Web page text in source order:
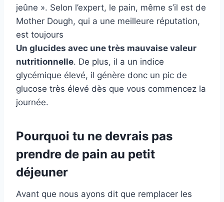
jeûne ». Selon l’expert, le pain, même s’il est de
Mother Dough, qui a une meilleure réputation,
est toujours
Un glucides avec une très mauvaise valeur
nutritionnelle. De plus, il a un indice
glycémique élevé, il génère donc un pic de
glucose très élevé dès que vous commencez la
journée.
Pourquoi tu ne devrais pas
prendre de pain au petit
déjeuner
Avant que nous ayons dit que remplacer les